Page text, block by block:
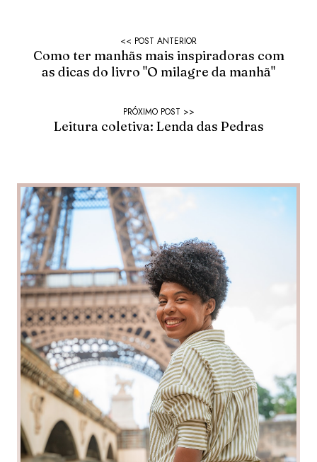
Como ter manhãs mais inspiradoras com
as dicas do livro "O milagre da manhã"
Leitura coletiva: Lenda das Pedras